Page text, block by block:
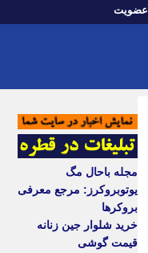
عضویت
مجله باحال مگ
یوتوبروکرز: مرجع معرفی
بروکرها
خرید شلوار جین زنانه
قیمت گوشی